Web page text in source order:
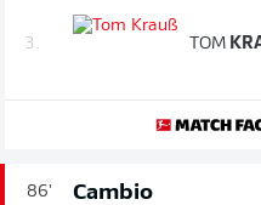
3. TOM
86' Cambio